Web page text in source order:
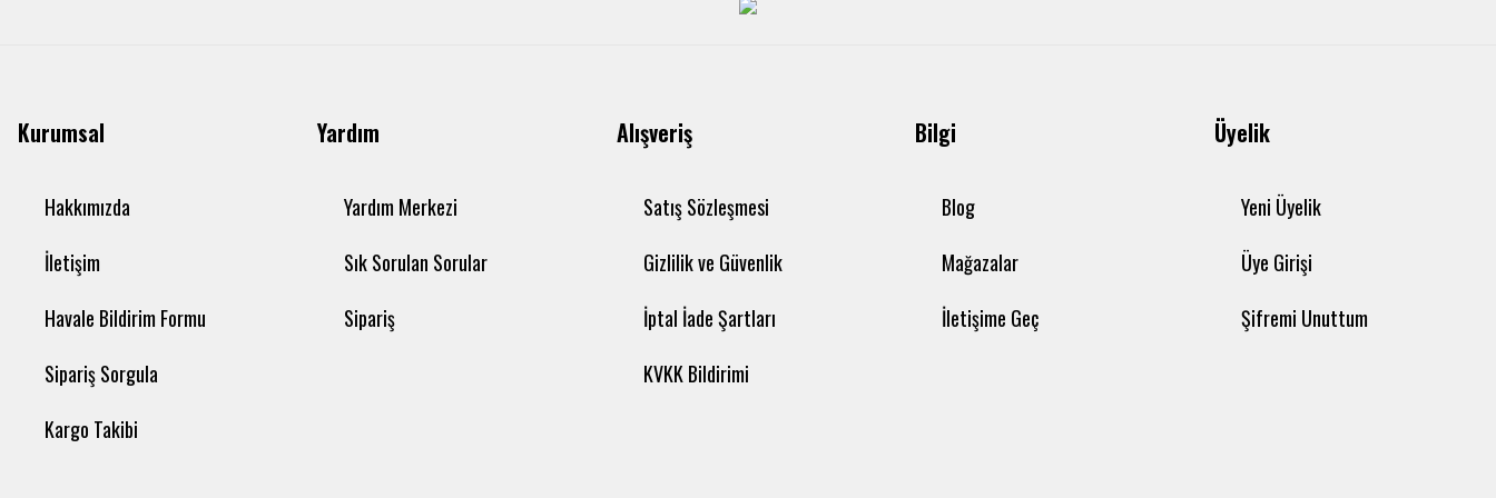
Kurumsal
Hakkımızda
İletişim
Havale Bildirim Formu
Sipariş Sorgula
Kargo Takibi
Yardım
Yardım Merkezi
Sık Sorulan Sorular
Sipariş
Alışveriş
Satış Sözleşmesi
Gizlilik ve Güvenlik
İptal İade Şartları
KVKK Bildirimi
Bilgi
Blog
Mağazalar
İletişime Geç
Üyelik
Yeni Üyelik
Üye Girişi
Şifremi Unuttum